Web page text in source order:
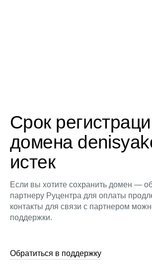
Срок
домена
истек
Если вы хотите сохранить домен —
партнеру Руцентра для оплаты
контакты для связи с партнером
поддержки.
Обратиться в поддержку